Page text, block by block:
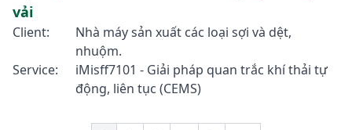
vải
Client:
Nhà máy sản xuất các loại sợi và dệt,
nhuộm.
Service:
iMisff7101 - Giải pháp quan trắc khí thải tự
động, liên tục (CEMS)